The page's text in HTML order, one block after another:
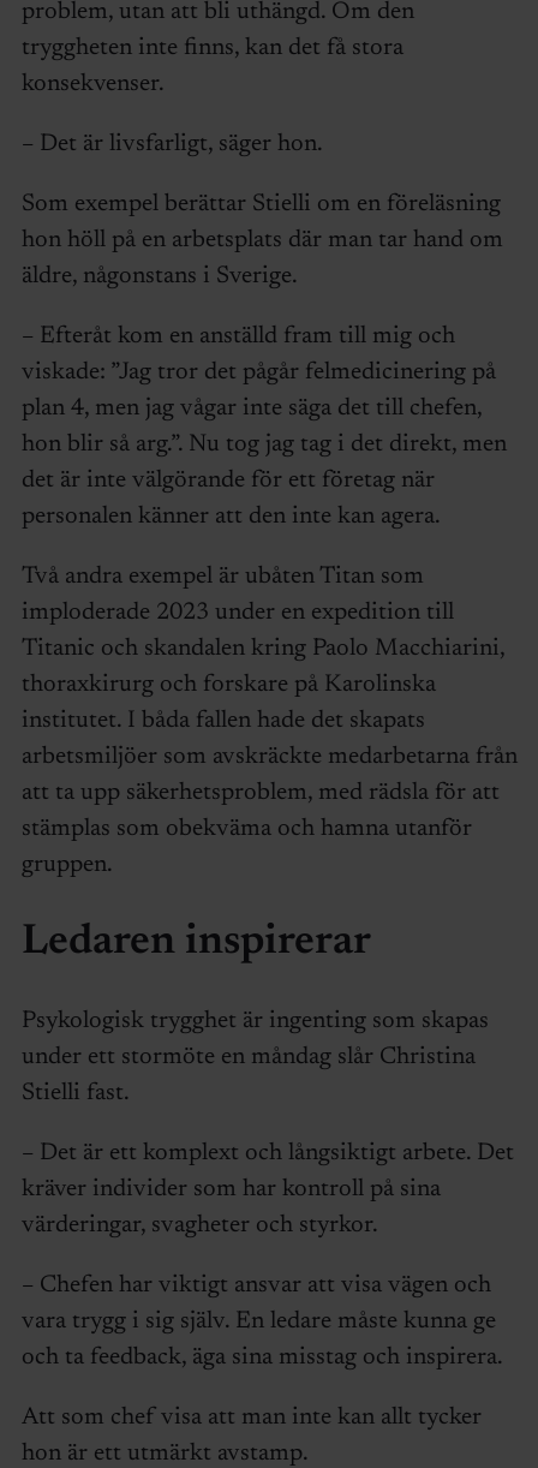
problem, utan att bli uthängd. Om den
tryggheten inte finns, kan det få stora
konsekvenser.
– Det är livsfarligt, säger hon.
Som exempel berättar Stielli om en föreläsning
hon höll på en arbetsplats där man tar hand om
äldre, någonstans i Sverige.
– Efteråt kom en anställd fram till mig och
viskade: ”Jag tror det pågår felmedicinering på
plan 4, men jag vågar inte säga det till chefen,
hon blir så arg.”. Nu tog jag tag i det direkt, men
det är inte välgörande för ett företag när
personalen känner att den inte kan agera.
Två andra exempel är ubåten Titan som
imploderade 2023 under en expedition till
Titanic och skandalen kring Paolo Macchiarini,
thoraxkirurg och forskare på Karolinska
institutet. I båda fallen hade det skapats
arbetsmiljöer som avskräckte medarbetarna från
att ta upp säkerhetsproblem, med rädsla för att
stämplas som obekväma och hamna utanför
gruppen.
Ledaren inspirerar
Psykologisk trygghet är ingenting som skapas
under ett stormöte en måndag slår Christina
Stielli fast.
– Det är ett komplext och långsiktigt arbete. Det
kräver individer som har kontroll på sina
värderingar, svagheter och styrkor.
– Chefen har viktigt ansvar att visa vägen och
vara trygg i sig själv. En ledare måste kunna ge
och ta feedback, äga sina misstag och inspirera.
Att som chef visa att man inte kan allt tycker
hon är ett utmärkt avstamp.